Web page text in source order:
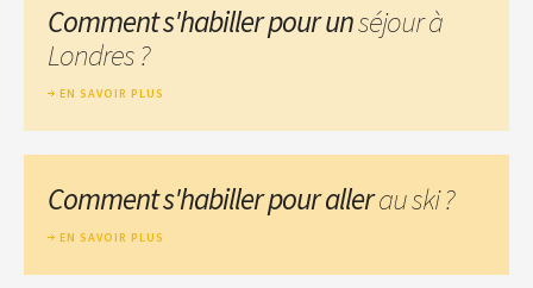
Comment s'habiller pour unséjour à
Londres ?
EN SAVOIR PLUS
Comment s'habiller pour allerau ski ?
EN SAVOIR PLUS